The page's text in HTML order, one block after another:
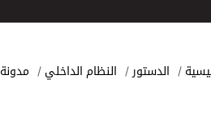
الدستور النظام الداخلي